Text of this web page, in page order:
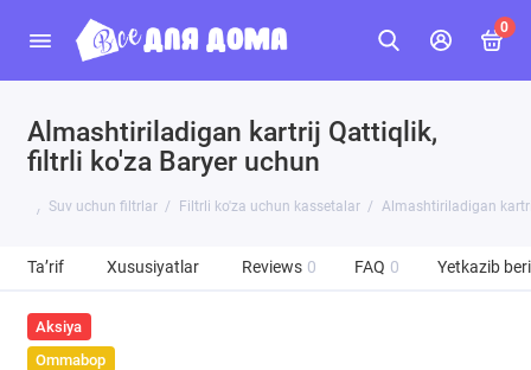
0
Almashtiriladigan kartrij Qattiqlik,
filtrli ko'za Baryer uchun
Suv uchun filtrlar Filtrli ko'za uchun kassetalar Almashtiriladigan
Ta’rif Xususiyatlar Reviews 0 FAQ 0 Yetkazib
Aksiya
Ommabop